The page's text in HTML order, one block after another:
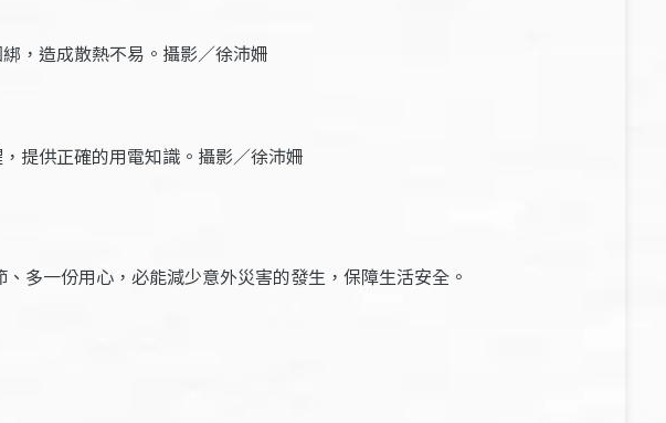
，造成散熱不易。攝影／徐沛姍
提供正確的用電知識。攝影／徐沛姍
多一份用心，必能減少意外災害的發生，保障生活安全。